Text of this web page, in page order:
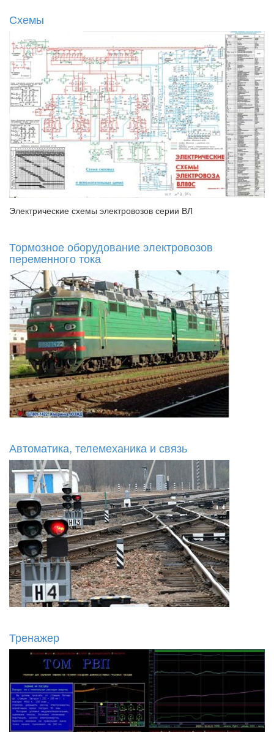
Схемы
Электрические схемы электровозов серии ВЛ
Тормозное оборудование электровозов
переменного тока
Автоматика, телемеханика и связь
Тренажер